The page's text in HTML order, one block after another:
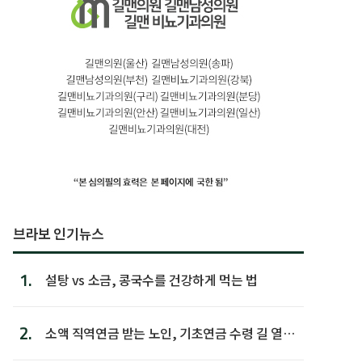
브라보 인기뉴스
1. 설탕 vs 소금, 콩국수를 건강하게 먹는 법
2.
소액 직역연금 받는 노인, 기초연금 수령 길 열린